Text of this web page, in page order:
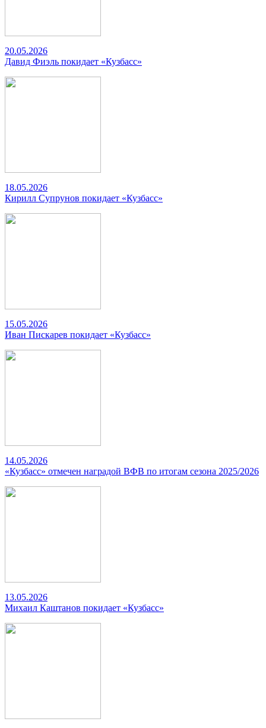
20.05.2026
Давид Фиэль покидает «Кузбасс»
18.05.2026
Кирилл Супрунов покидает «Кузбасс»
15.05.2026
Иван Пискарев покидает «Кузбасс»
14.05.2026
«Кузбасс» отмечен наградой ВФВ по итогам сезона 2025/2026
13.05.2026
Михаил Каштанов покидает «Кузбасс»